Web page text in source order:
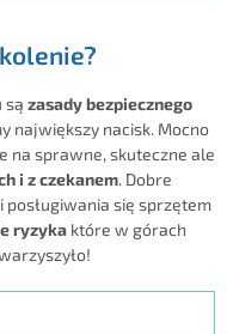
są zasady bezpiecznego
największy nacisk. Mocno
na sprawne, skuteczne ale
i z czekanem. Dobre
się sprzętem
ryzyka które w górach